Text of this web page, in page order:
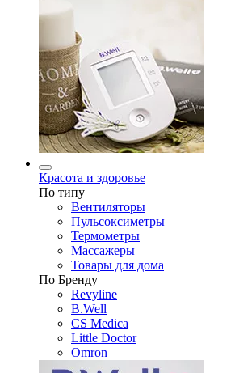
Красота и здоровье
По типу
Вентиляторы
Пульсоксиметры
Термометры
Массажеры
Товары для дома
По Бренду
Revyline
B.Well
CS Medica
Little Doctor
Omron